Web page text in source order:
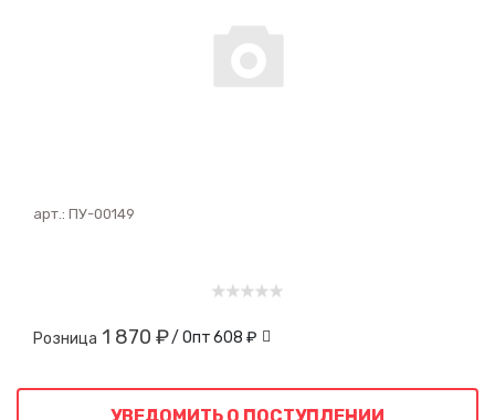
арт.: ПУ-00149
Розница 1 870 ₽/ Опт608 ₽
УВЕДОМИТЬ О ПОСТУПЛЕНИИ